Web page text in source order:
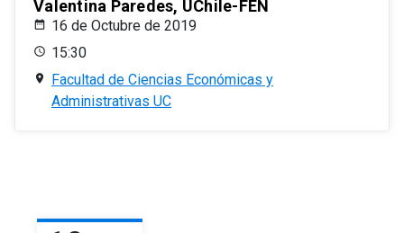
Valentina Paredes, UChile-FEN
16 de Octubre de 2019
15:30
Facultad de Ciencias Económicas y
Administrativas UC